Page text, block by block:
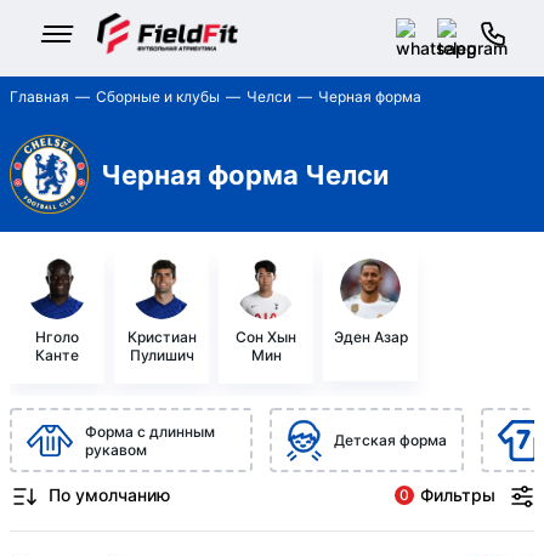
Главная Сборные и клубы Челси Черная форма
Черная форма Челси
Нголо
Канте
Кристиан
Пулишич
Сон Хын
Мин
Эден Азар
Форма с длинным
рукавом
Детская форма
0 Фильтры